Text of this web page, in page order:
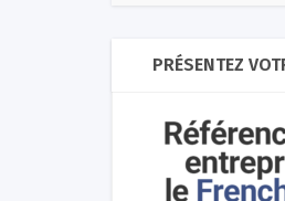
PRÉSENTEZ